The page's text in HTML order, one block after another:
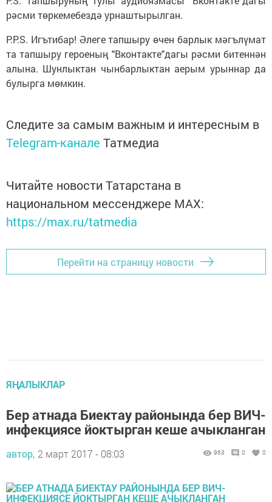
рәсми төркемебездә урнаштырылган.
P.P.S. Игътибар! Әлеге тапшыру өчен барлык мәгълүмат
та тапшыру героеның "Вконтакте"дагы рәсми битеннән
алына. Шунлыктан чынбарлыктан аерым урыннар да
булырга мөмкин.
Следите за самым важным и интересным в
Telegram-канале Татмедиа
Читайте новости Татарстана в
национальном мессенджере MАХ:
https://max.ru/tatmedia
Перейти на страницу новости
ЯҢАЛЫКЛАР
Бер атнада Биектау районында бер ВИЧ-
инфекциясе йоктырган кеше ачыкланган
автор, 2 март 2017 - 08:03 963 0 0